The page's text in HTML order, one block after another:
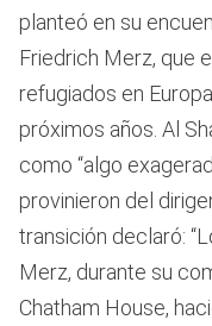
planteó en su
Friedrich Merz, que
refugiados en
próximos años. Al
como “algo
provinieron del
transición declaró:
Merz, durante su
Chatham House,